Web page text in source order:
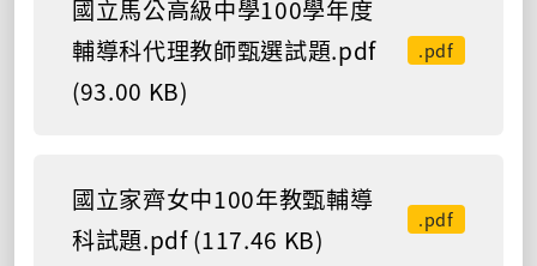
國立馬公高級中學100學年度
輔導科代理教師甄選試題.pdf
(93.00 KB)
.pdf
國立家齊女中100年教甄輔導
科試題.pdf (117.46 KB)
.pdf